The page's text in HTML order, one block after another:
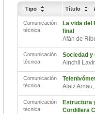
Tipo Título /
Comunicación
técnica
La vida del
final
Afán de
Comunicación
técnica
Sociedad y
Ainchil
Comunicación
técnica
Alaiz
Comunicación
técnica
Estructura
Cordillera